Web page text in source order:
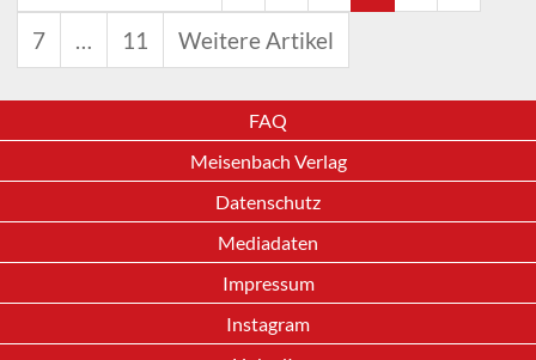
7 … 11 Weitere Artikel
FAQ
Meisenbach Verlag
Datenschutz
Mediadaten
Impressum
Instagram